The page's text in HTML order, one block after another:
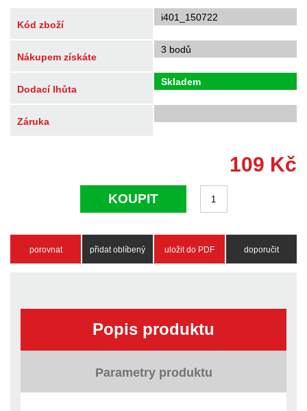
Kód zboží
i401_150722
Nákupem získáte
3 bodů
Dodací lhůta
Skladem
Záruka
109 Kč
KOUPIT
porovnat přidat oblíbený uložit do PDF doporučit
Popis produktu
Parametry produktu